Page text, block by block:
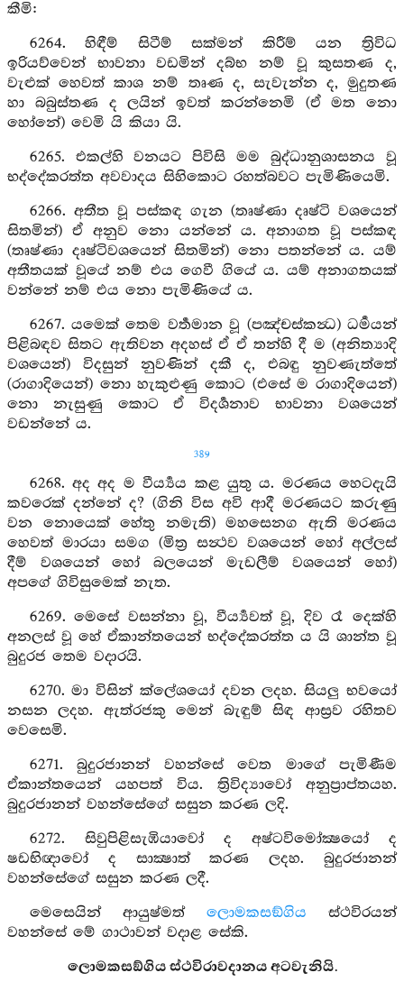
කීමි:
6264. හිඳීම් සිටීම් සක්මන් කිරීම් යන ත්‍රිවිධ
ඉරියව්වෙන් භාවනා වඩමින් දබ්භ නම් වූ කුසතණ ද,
වැළුක් හෙවත් කාශ නම් තෘණ ද, සැවැන්න ද, මුදුතණ
හා බබුස්තණ ද ලයින් ඉවත් කරන්නෙමි (ඒ මත නො
හෝනේ) වෙමි යි කියා යි.
6265. එකල්හි වනයට පිවිසි මම බුද්ධානුශාසනය වූ
භද්දේකරත්ත අවවාදය සිහිකොට රහත්බවට පැමිණියෙමි.
6266. අතීත වූ පස්කඳ ගැන (තෘෂ්ණා දෘෂ්ටි වශයෙන්
සිතමින්) ඒ අනුව නො යන්නේ ය. අනාගත වූ පස්කඳ
(තෘෂ්ණා දෘෂ්ටිවශයෙන් සිතමින්) නො පතන්නේ ය. යම්
අතීතයක් වූයේ නම් එය ගෙවී ගියේ ය. යම් අනාගතයක්
වන්නේ නම් එය නො පැමිණියේ ය.
6267. යමෙක් තෙම වර්‍තමාන වූ (පඤ්චස්කන්‍ධ) ධර්‍මයන්
පිළිබඳව සිතට ඇතිවන අදහස් ඒ ඒ තන්හි දී ම (අනිත්‍යාදි
වශයෙන්) විදසුන් නුවණින් දකී ද, එබඳු නුවණැත්තේ
(රාගාදියෙන්) නො හැකුළුණු කොට (එසේ ම රාගාදියෙන්)
නො නැසුණු කොට ඒ විදර්‍ශනාව භාවනා වශයෙන්
වඩන්නේ ය.
389
6268. අද අද ම වීර්‍ය්‍යය කළ යුතු ය. මරණය හෙටදැයි
කවරෙක් දන්නේ ද? (ගිනි විස අවි ආදී මරණයට කරුණු
වන නොයෙක් හේතු නමැති) මහසෙනග ඇති මරණය
හෙවත් මාරයා සමග (මිත්‍ර සන්‍ථව වශයෙන් හෝ අල්ලස්
දීම් වශයෙන් හෝ බලයෙන් මැඩලීම් වශයෙන් හෝ)
අපගේ ගිවිසුමෙක් නැත.
6269. මෙසේ වසන්නා වූ, වීර්‍ය්‍යවත් වූ, දිව රෑ දෙක්හි
අනලස් වූ හේ ඒකාන්තයෙන් භද්දේකරත්ත ය යි ශාන්ත වූ
බුදුරජ තෙම වදාරයි.
6270. මා විසින් ක්ලේශයෝ දවන ලදහ. සියලු භවයෝ
නසන ලදහ. ඇත්රජකු මෙන් බැඳුම් සිඳ ආස්‍රව රහිතව
වෙසෙමි.
6271. බුදුරජානන් වහන්සේ වෙත මාගේ පැමිණීම
ඒකාන්තයෙන් යහපත් විය. ත්‍රිවිද්‍යාවෝ අනුප්‍රාප්තයහ.
බුදුරජානන් වහන්සේගේ සසුන කරණ ලදි.
6272. සිවුපිළිසැඹියාවෝ ද අෂ්ටවිමෝක්‍ෂයෝ ද
ෂඩභිඥාවෝ ද සාක්‍ෂාත් කරණ ලදහ. බුදුරජානන්
වහන්සේගේ සසුන කරණ ලදී.
මෙසෙයින් ආයුෂ්මත් ලොමකසඞ්ගිය ස්ථවිරයන්
වහන්සේ මේ ගාථාවන් වදාළ සේකි.
ලොමකසඞ්ගිය ස්ථවිරාවදානය අටවැනියි.